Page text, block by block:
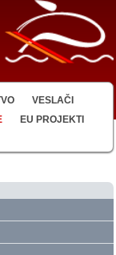
VESLAČI
EU PROJEKTI